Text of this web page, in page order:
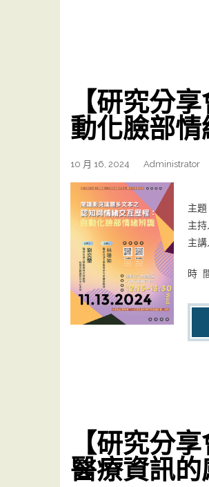
【研究分
動化臉部
10 月 16, 2024 Administrator
主
主
主
時
【研究分
醫療資訊的